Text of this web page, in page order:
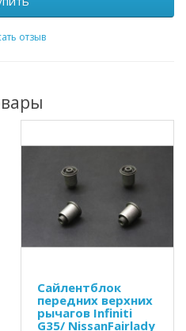
отзыв
Сайлентблок
передних верхних
рычагов Infiniti
G35/ NissanFairlady